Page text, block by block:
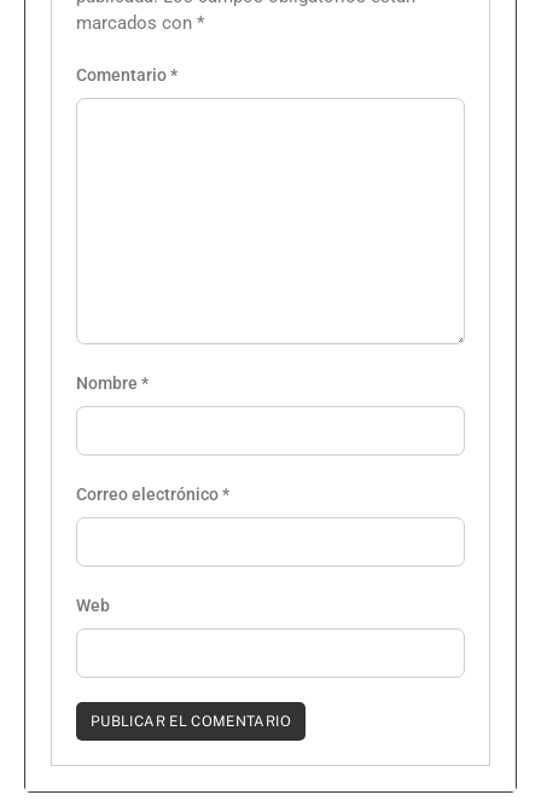
marcados con *
Comentario*
Nombre *
Correo electrónico*
Web